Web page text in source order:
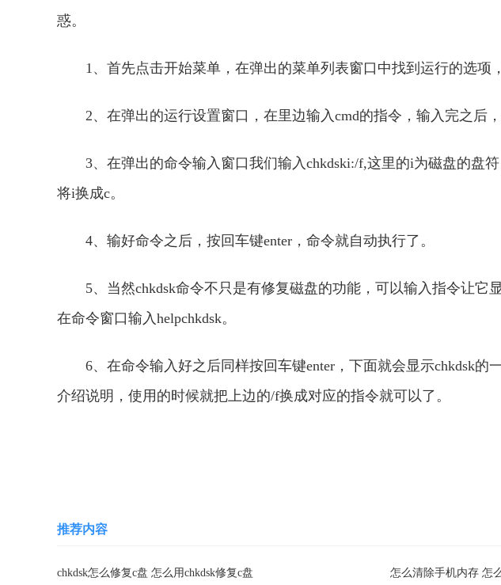
惑。
1、首先点击开始菜单，在弹出的菜单列表窗口中找到运行的选项
2、在弹出的运行设置窗口，在里边输入cmd的指令，输入完之后，
3、在弹出的命令输入窗口我们输入chkdski:/f,这里的i为磁盘的盘
将i换成c。
4、输好命令之后，按回车键enter，命令就自动执行了。
5、当然chkdsk命令不只是有修复磁盘的功能，可以输入指令让它
在命令窗口输入helpchkdsk。
6、在命令输入好之后同样按回车键enter，下面就会显示chkdsk的
介绍说明，使用的时候就把上边的/f换成对应的指令就可以了。
推荐内容
chkdsk怎么修复c盘 怎么用chkdsk修复c盘
怎么清除手机内存 怎